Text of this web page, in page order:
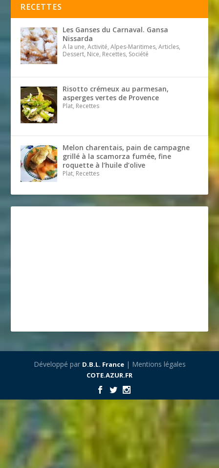
RECETTES
Les Ganses du Carnaval. Gansa
Nissarda
A la une, Activité, Alpes-Maritimes, Articles,
Dessert, Nice, Recettes, Société
Risotto crémeux au parmesan,
asperges vertes de Provence
Plat, Recettes
Melon charentais, pain de campagne
grillé à la scamorza fumée, fine
roquette à l’huile d’olive
Plat, Recettes
Développé par D.B.L. France| Mentions légales
COTE.AZUR.FR